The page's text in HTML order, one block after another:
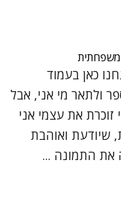
כאן בעמוד
ולתאר מי אני, אבל
את עצמי אני
שיודעת ואוהבת
את התמונה ...